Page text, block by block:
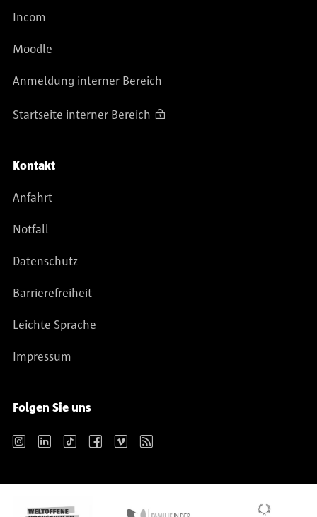
Incom
Moodle
Anmeldung interner Bereich
Startseite interner Bereich
Kontakt
Anfahrt
Notfall
Datenschutz
Barrierefreiheit
Leichte Sprache
Impressum
Folgen Sie uns
Instagram LinkedIn TikTok Facebook Vimeo RSS